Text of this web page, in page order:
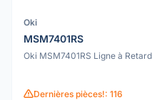
Oki
MSM7401RS
Oki MSM7401RS Ligne à
Dernières pièces!: 116